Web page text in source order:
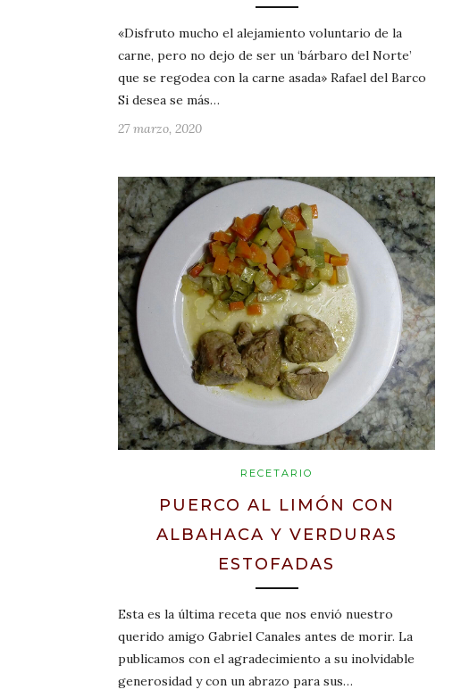
«Disfruto mucho el alejamiento voluntario de la
carne, pero no dejo de ser un ‘bárbaro del Norte’
que se regodea con la carne asada» Rafael del Barco
Si desea se más…
27 marzo, 2020
RECETARIO
PUERCO AL LIMÓN CON
ALBAHACA Y VERDURAS
ESTOFADAS
Esta es la última receta que nos envió nuestro
querido amigo Gabriel Canales antes de morir. La
publicamos con el agradecimiento a su inolvidable
generosidad y con un abrazo para sus…